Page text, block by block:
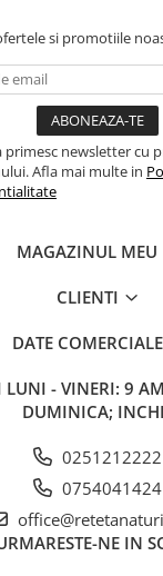
si promotiile
primesc newsletter cu
Afla mai multe in
MAGAZINUL MEU
CLIENTI
DATE COMERCIALE
LUNI - VINERI: 9
DUMINICA;
0251212222
0754041424
NE IN